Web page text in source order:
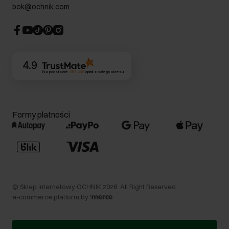
Dla akcjonariuszy
CSR
bok@ochnik.com
4.9
Na podstawie 357 202opinii z całego okresu
Formy płatności
© Sklep internetowy OCHNIK 2026 . All Right Reserved.
e-commerce platform by